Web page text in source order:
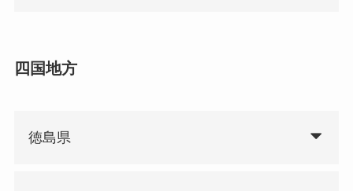
四国地方
徳島県